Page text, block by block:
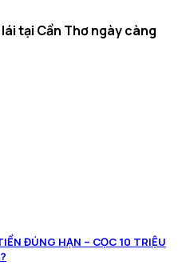
tại Cần Thơ ngày càng
ĐÚNG HẠN – CỌC 10 TRIỆU